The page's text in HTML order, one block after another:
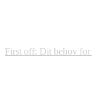
First off: Dit behov